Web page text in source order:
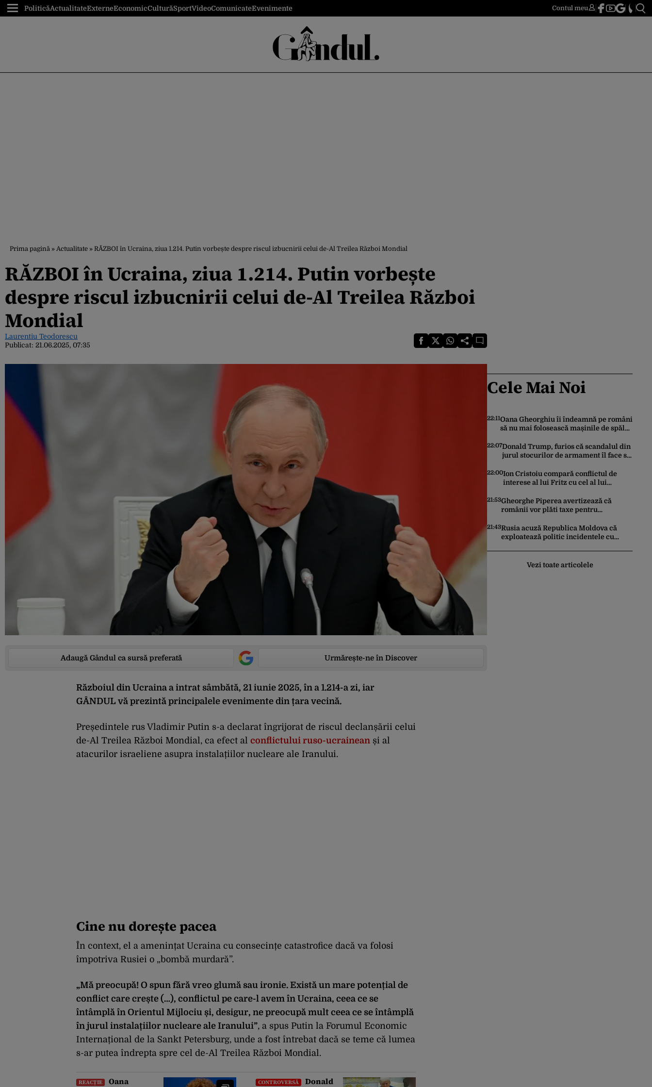
PoliticăActualitateExterneEconomicCulturăSportVideoComunicateEvenimente Contul meu
Prima pagină » Actualitate » RĂZBOI în Ucraina, ziua 1.214. Putin vorbește despre riscul izbucnirii celui de-Al Treilea Război Mondial
RĂZBOI în Ucraina, ziua 1.214. Putin vorbește
despre riscul izbucnirii celui de-Al Treilea Război
Mondial
Laurentiu Teodorescu
Publicat: 21.06.2025, 07:35
Adaugă Gândul ca sursă preferată Urmărește-ne în Discover
Războiul din Ucraina a intrat sâmbătă, 21 iunie 2025, în a 1.214-a zi, iar
GÂNDUL vă prezintă principalele evenimente din țara vecină.
Președintele rus Vladimir Putin s-a declarat îngrijorat de riscul declanșării celui
de-Al Treilea Război Mondial, ca efect al conflictului ruso-ucrainean și al
atacurilor israeliene asupra instalațiilor nucleare ale Iranului.
Cine nu dorește pacea
În context, el a amenințat Ucraina cu consecințe catastrofice dacă va folosi
împotriva Rusiei o „bombă murdară”.
„Mă preocupă! O spun fără vreo glumă sau ironie. Există un mare potențial de
conflict care crește (…), conflictul pe care-l avem în Ucraina, ceea ce se
întâmplă în Orientul Mijlociu și, desigur, ne preocupă mult ceea ce se întâmplă
în jurul instalațiilor nucleare ale Iranului”, a spus Putin la Forumul Economic
Internațional de la Sankt Petersburg, unde a fost întrebat dacă se teme că lumea
s-ar putea îndrepta spre cel de-Al Treilea Război Mondial.
REACȚIE
Oana
CONTROVERSĂ
Donald
Cele Mai Noi
22:11Oana Gheorghiu îi îndeamnă pe români
să nu mai folosească mașinile de spălat
consumului de energie
22:07Donald Trump, furios că scandalul din
jurul stocurilor de armament îl face să
cu Iranul
22:00Ion Cristoiu compară conflictul de
interese al lui Fritz cu cel al lui
două instanțe l-au declarat
incompatibil”
21:53Gheorghe Piperea avertizează că
românii vor plăti taxe pentru
certificate de CO2
21:43Rusia acuză Republica Moldova că
exploatează politic incidentele cu
Vezi toate articolele